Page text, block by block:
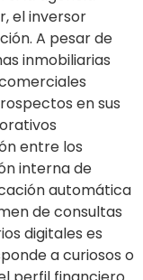
el inversor
A pesar de
inmobiliarias
en sus
entre los
interna de
automática
de consultas
digitales es
a curiosos o